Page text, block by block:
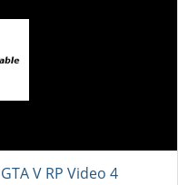
V RP Video 4